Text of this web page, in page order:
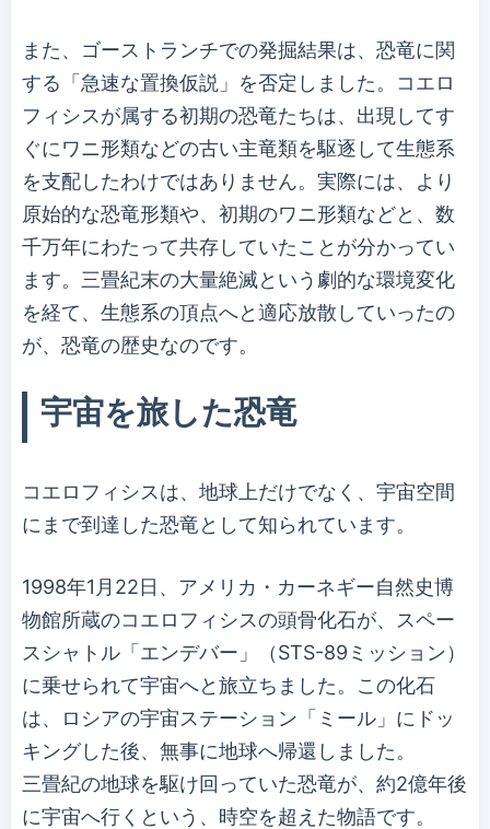
また、ゴーストランチでの発掘結果は、恐竜に関
する「急速な置換仮説」を否定しました。コエロ
フィシスが属する初期の恐竜たちは、出現してす
ぐにワニ形類などの古い主竜類を駆逐して生態系
を支配したわけではありません。実際には、より
原始的な恐竜形類や、初期のワニ形類などと、数
千万年にわたって共存していたことが分かってい
ます。三畳紀末の大量絶滅という劇的な環境変化
を経て、生態系の頂点へと適応放散していったの
が、恐竜の歴史なのです。
宇宙を旅した恐竜
コエロフィシスは、地球上だけでなく、宇宙空間
にまで到達した恐竜として知られています。
1998年1月22日、アメリカ・カーネギー自然史博
物館所蔵のコエロフィシスの頭骨化石が、スペー
スシャトル「エンデバー」（STS-89ミッション）
に乗せられて宇宙へと旅立ちました。この化石
は、ロシアの宇宙ステーション「ミール」にドッ
キングした後、無事に地球へ帰還しました。
三畳紀の地球を駆け回っていた恐竜が、約2億年後
に宇宙へ行くという、時空を超えた物語です。